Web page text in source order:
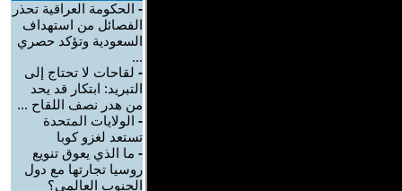
- الحكومة العراقية تحذر
الفصائل من استهداف
السعودية وتؤكد حصري
...
- لقاحات لا تحتاج إلى
التبريد: ابتكار قد يحد
من هدر نصف اللقاح ...
- الولايات المتحدة
تستعد لغزو كوبا
- ما الذي يعوق تنويع
روسيا تجارتها مع دول
الجنوب العالمي؟